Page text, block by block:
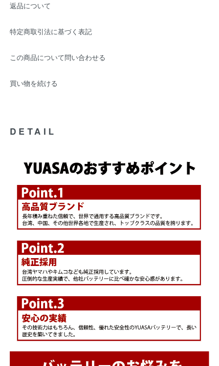
返品について
特定商取引法に基づく表記
この商品について問い合わせる
買い物を続ける
DETAIL